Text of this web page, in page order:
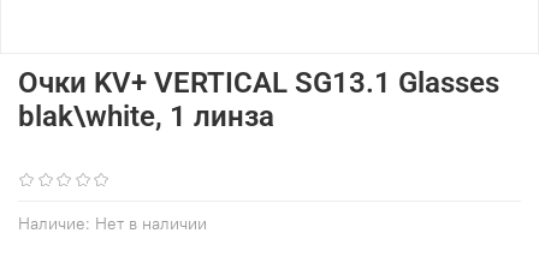
Наличие: Нет в наличии
Очки KV+ VERTICAL SG13.1 Glasses
blak\white, 1 линза